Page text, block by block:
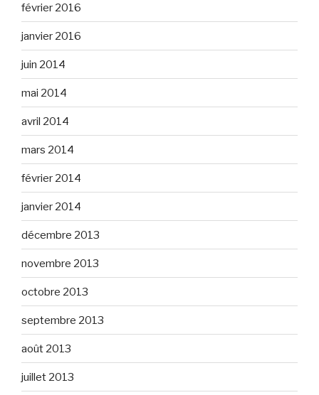
février 2016
janvier 2016
juin 2014
mai 2014
avril 2014
mars 2014
février 2014
janvier 2014
décembre 2013
novembre 2013
octobre 2013
septembre 2013
août 2013
juillet 2013